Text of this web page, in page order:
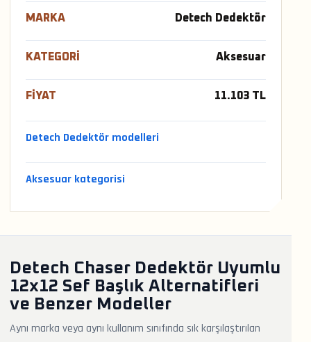
MARKA Detech Dedektör
KATEGORI Aksesuar
FIYAT 11.103 TL
Detech Dedektör modelleri
Aksesuar kategorisi
Detech Chaser Dedektör Uyumlu
12x12 Sef Başlık Alternatifleri
ve Benzer Modeller
Aynı marka veya aynı kullanım sınıfında sık karşılaştırılan